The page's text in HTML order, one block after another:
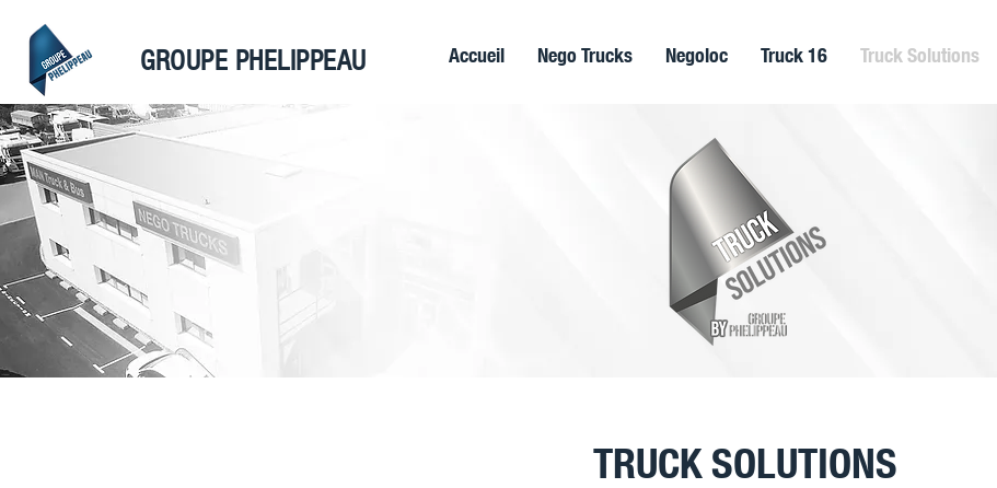
GROUPE PHELIPPEAU Accueil Nego Trucks Negoloc Truck 16 Truck Solutions
TRUCK SOLUTIONS